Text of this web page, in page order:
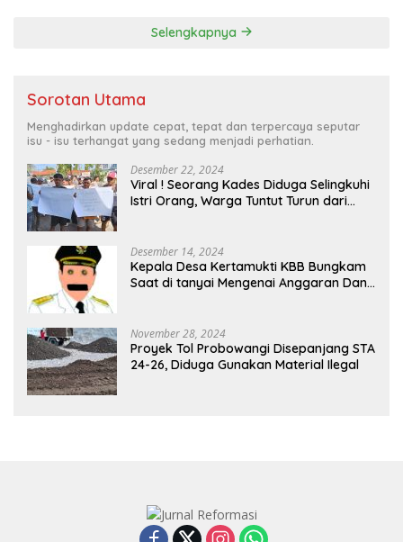
Selengkapnya
Sorotan Utama
Menghadirkan update cepat, tepat dan terpercaya seputar
isu - isu terhangat yang sedang menjadi perhatian.
Desember 22, 2024
Viral ! Seorang Kades Diduga Selingkuhi
Istri Orang, Warga Tuntut Turun dari
Desember 14, 2024
Kepala Desa Kertamukti KBB Bungkam
Saat di tanyai Mengenai Anggaran Dana
November 28, 2024
Proyek Tol Probowangi Disepanjang STA
24-26, Diduga Gunakan Material Ilegal